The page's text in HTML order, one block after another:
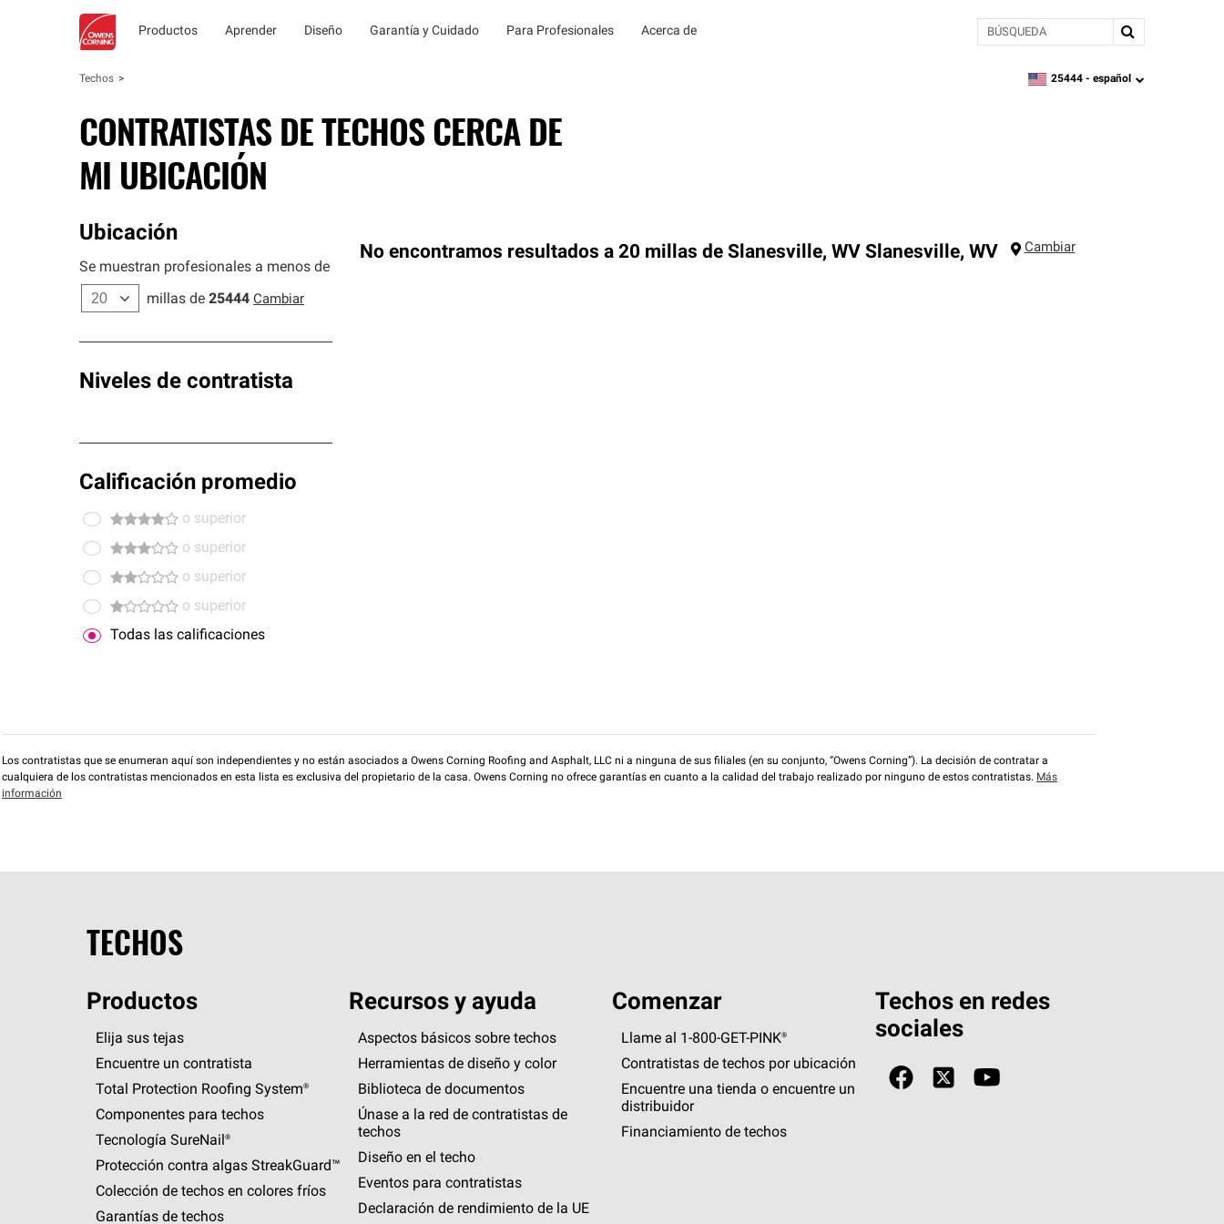
Productos Aprender Diseño Garantía y Cuidado Para Profesionales Acerca de BÚSQUEDA
Techos zipcode,language
25444 - español
CONTRATISTAS DE TECHOS CERCA DE
MI UBICACIÓN
Ubicación
Se muestran profesionales a menos de
millas de 25444 Cambiar
Niveles de contratista
Calificación promedio
o superior
o superior
o superior
o superior
Todas las calificaciones
No encontramos resultados a 20 millas de Slanesville, WV Slanesville, WV Cambiar
Los contratistas que se enumeran aquí son independientes y no están asociados a Owens Corning Roofing and Asphalt, LLC ni a ninguna de sus filiales (en su conjunto, “Owens Corning”). La decisión de contratar a
cualquiera de los contratistas mencionados en esta lista es exclusiva del propietario de la casa. Owens Corning no ofrece garantías en cuanto a la calidad del trabajo realizado por ninguno de estos contratistas. Más
información
TECHOS
Productos
Elija sus tejas
Encuentre un contratista
Total Protection Roofing System®
Componentes para techos
Tecnología SureNail®
Protección contra algas StreakGuard™
Colección de techos en colores fríos
Garantías de techos
Recursos y ayuda
Aspectos básicos sobre techos
Herramientas de diseño y color
Biblioteca de documentos
Únase a la red de contratistas de
techos
Diseño en el techo
Eventos para contratistas
Declaración de rendimiento de la UE
Comenzar
Llame al 1-800-GET -PINK®
Contratistas de techos por ubicación
Encuentre una tienda o encuentre un
distribuidor
Financiamiento de techos
Techos en redes
sociales